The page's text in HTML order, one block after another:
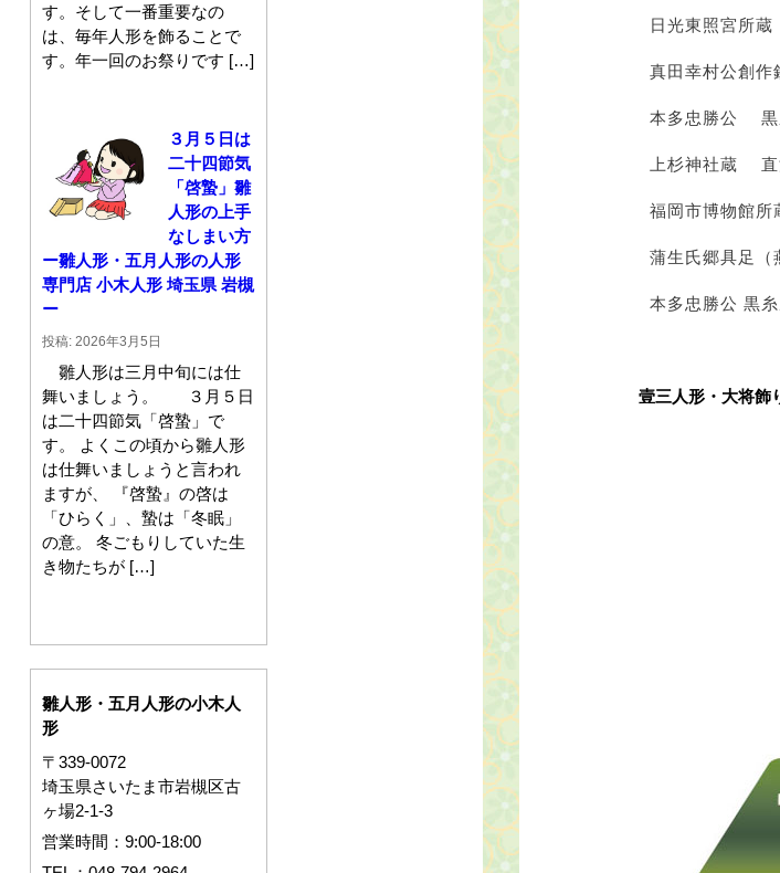
す。そして一番重要なの
は、毎年人形を飾ることで
す。年一回のお祭りです […]
３月５日は
二十四節気
「啓蟄」雛
人形の上手
なしまい方
ー雛人形・五月人形の人形
専門店 小木人形 埼玉県 岩槻
ー
投稿: 2026年3月5日
雛人形は三月中旬には仕
舞いましょう。 ３月５日
は二十四節気「啓蟄」で
す。 よくこの頃から雛人形
は仕舞いましょうと言われ
ますが、 『啓蟄』の啓は
「ひらく」、蟄は「冬眠」
の意。 冬ごもりしていた生
き物たちが […]
雛人形・五月人形の小木人
形
〒339-0072
埼玉県さいたま市岩槻区古
ヶ場2-1-3
営業時間：9:00-18:00
日光東照宮所
真田幸村公創
本多忠勝公 黒
上杉神社蔵 直
福岡市博物館
蒲生氏郷具足（
本多忠勝公 黒
壹三人形・大将飾